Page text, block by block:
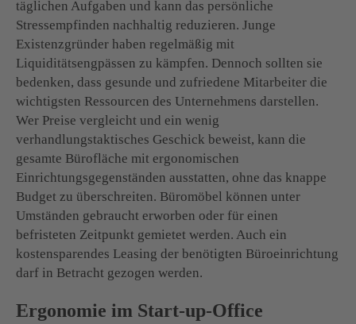
täglichen Aufgaben und kann das persönliche
Stressempfinden nachhaltig reduzieren. Junge
Existenzgründer haben regelmäßig mit
Liquiditätsengpässen zu kämpfen. Dennoch sollten sie
bedenken, dass gesunde und zufriedene Mitarbeiter die
wichtigsten Ressourcen des Unternehmens darstellen.
Wer Preise vergleicht und ein wenig
verhandlungstaktisches Geschick beweist, kann die
gesamte Bürofläche mit ergonomischen
Einrichtungsgegenständen ausstatten, ohne das knappe
Budget zu überschreiten. Büromöbel können unter
Umständen gebraucht erworben oder für einen
befristeten Zeitpunkt gemietet werden. Auch ein
kostensparendes Leasing der benötigten Büroeinrichtung
darf in Betracht gezogen werden.
Ergonomie im Start-up-Office